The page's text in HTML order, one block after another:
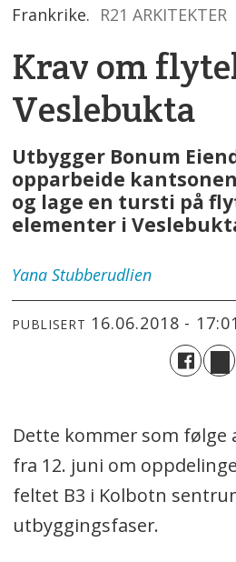
Frankrike. R21 ARKITEKTER
Krav om
Veslebukta
Utbygger Bonum
opparbeide
og lage en tursti på
elementer i
Yana Stubberudlien
PUBLISERT 16.06.2018 - 17:01
Dette kommer som følge
fra 12. juni om
feltet B3 i Kolbotn
utbyggingsfaser.